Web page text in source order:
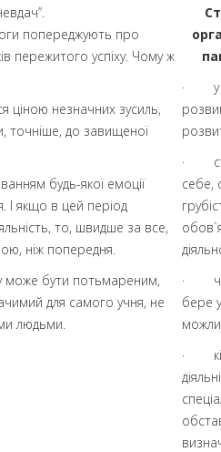
попереджують про
пережитого успіху. Чому ж
ціною незначних зусиль,
точніше, до завищеної
будь-якої емоції
І якщо в цей період
то, швидше за все,
ніж попередня.
може бути потьмареним,
для самого учня, не
людьми.
· у
·
себе,
· чим
бере
·